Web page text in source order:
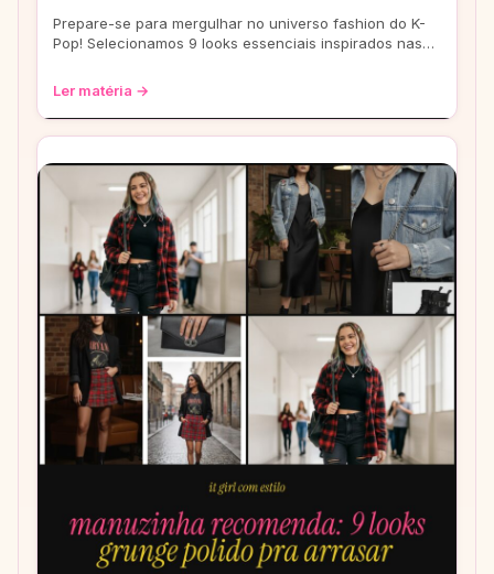
Prepare-se para mergulhar no universo fashion do K-
Pop! Selecionamos 9 looks essenciais inspirados nas
Ler matéria →